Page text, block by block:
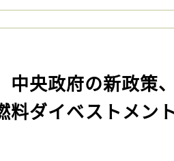
中央政府の新政策
料ダイベストメン